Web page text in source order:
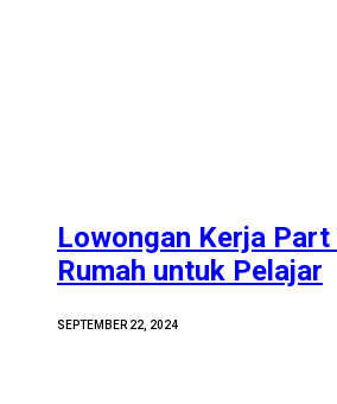
Lowongan Kerja Part
Rumah untuk Pelajar
SEPTEMBER 22, 2024